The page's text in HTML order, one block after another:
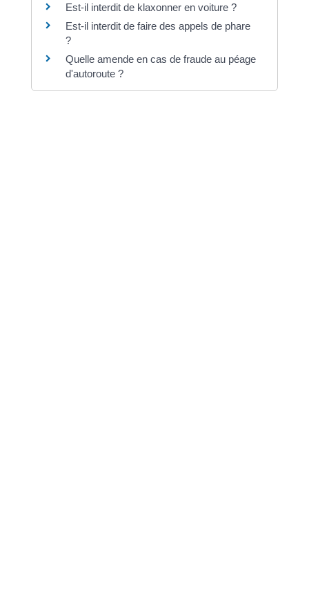
Est-il interdit de klaxonner en voiture ?
Est-il interdit de faire des appels de phare
?
Quelle amende en cas de fraude au péage
d'autoroute ?